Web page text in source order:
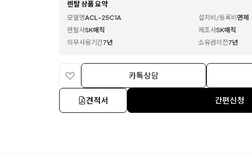
렌탈 상품 요약
모델명ACL-25C1A 설치비/등록비면제
렌탈사SK매직 제조사SK매직
의무사용기간7년 소유권이전7년
카톡상담
견적서 간편신청